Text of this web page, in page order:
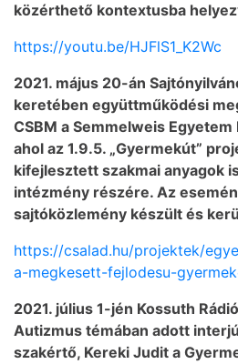
közérthető kontextusba
https://youtu.be/HJFlS1_K2Wc
2021. május 20-án
keretében együttműködési
CSBM a Semmelweis
ahol az 1.9.5. „Gyermekút”
kifejlesztett szakmai anyagok
intézmény részére. Az
sajtóközlemény készült és
https://csalad.hu/projektek/
a-megkesett-fejlodesu-
2021. július 1-jén Kossuth
Autizmus témában adott
szakértő, Kereki Judit a